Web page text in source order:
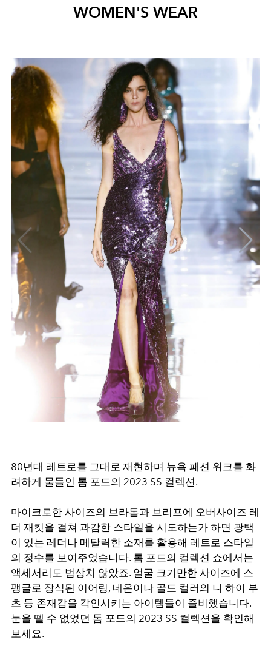
WOMEN'S WEAR
80년대 레트로를 그대로 재현하며 뉴욕 패션 위크를 화
려하게 물들인 톰 포드의 2023 SS 컬렉션.
마이크로한 사이즈의 브라톱과 브리프에 오버사이즈 레
더 재킷을 걸쳐 과감한 스타일을 시도하는가 하면 광택
이 있는 레더나 메탈릭한 소재를 활용해 레트로 스타일
의 정수를 보여주었습니다. 톰 포드의 컬렉션 쇼에서는
액세서리도 범상치 않았죠. 얼굴 크기만한 사이즈에 스
팽글로 장식된 이어링, 네온이나 골드 컬러의 니 하이 부
츠 등 존재감을 각인시키는 아이템들이 즐비했습니다.
눈을 뗄 수 없었던 톰 포드의 2023 SS 컬렉션을 확인해
보세요.